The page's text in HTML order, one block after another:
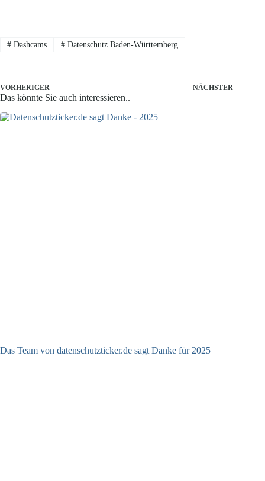
#Dashcams #Datenschutz Baden-Württemberg
VORHERIGER NÄCHSTER
Das könnte Sie auch interessieren..
Das Team von datenschutzticker.de sagt Danke für 2025